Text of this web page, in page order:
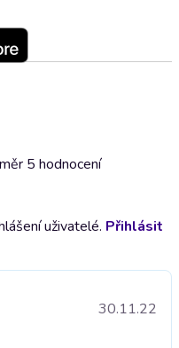
5 hodnocení
uživatelé. Přihlásit
30.11.22